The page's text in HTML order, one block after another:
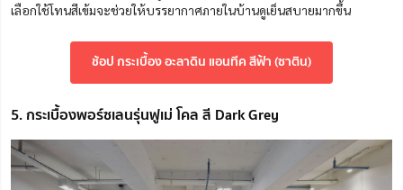
เลือกใช้โทนสีเข้มจะช่วยให้บรรยากาศภายในบ้านดูเย็นสบายมากขึ้น
ช้อป กระเบื้อง อะลาดิน แอนทีค สีฟ้า (ซาติน)
5. กระเบื้องพอร์ซเลนรุ่นฟูเม่ โคล สี Dark Grey